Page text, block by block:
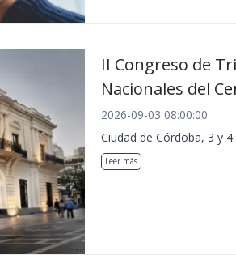
II Congreso de
Nacionales del
2026-09-03 08:00:00
Ciudad de Córdoba, 3 y
Leer más